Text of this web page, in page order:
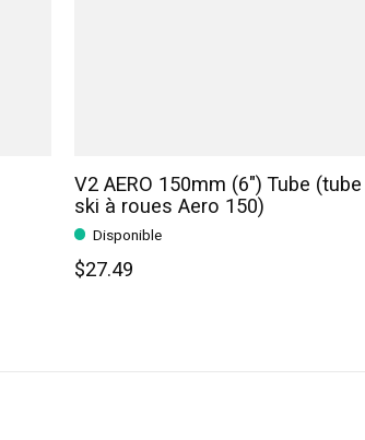
V2 AERO 150mm (6") Tube
ski à roues Aero 150)
Disponible
$27.49